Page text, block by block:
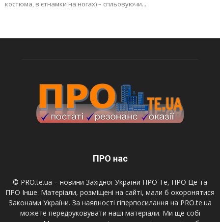
костюма, в'єтнамки на ногах) – спльовуючи...
ПРО нас
© PRO.te.ua – новини Західної України ПРО Те, ПРО Це та
ПРО Інше. Матеріали, розміщені на сайті, мали б охоронятися
Законами України. За наявності гіперпосилання на PRO.te.ua
можете передруковувати наші матеріали. Ми ще собі